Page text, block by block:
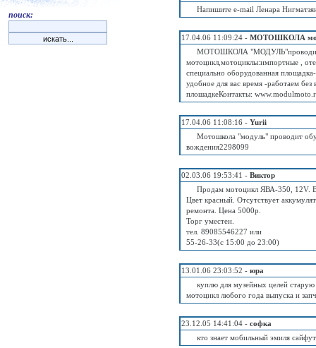
поиск:
Напишите e-mail Ленара
17.04.06 11:09:24 - МОТОШКОЛА
МОТОШКОЛА "МОДУЛЬ"проводит
мотоцикл,мотоциклы:импортные ,
специально оборудованная
удобное для вас время -работаем
плошадкеКонтакты:
17.04.06 11:08:16 - Yurii
Мотошкола "модуль" проводит
вождения2298099
02.03.06 19:53:41 - Виктор
Продам мотоцикл ЯВА-350, 12V.
Цвет красный. Отсутствует
ремонта. Цена 5000р.
Торг уместен.
тел. 89085546227 или
55-26-33(с 15:00 до 23:00)
13.01.06 23:03:52 - юра
куплю для музейных целей
мотоцикл любого года выпуска и
23.12.05 14:41:04 - софка
кто знает мобильный эмиля